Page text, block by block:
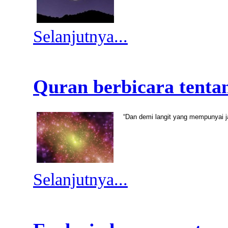
Selanjutnya...
Quran berbicara
“Dan demi langit yang mempunyai
Selanjutnya...